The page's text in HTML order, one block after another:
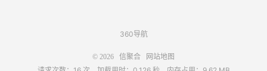
360导航
© 2026 信聚合 网站地图